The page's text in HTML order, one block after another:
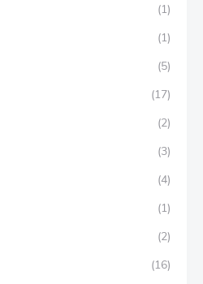
(1)
(1)
(5)
(17)
(2)
(3)
(4)
(1)
(2)
(16)